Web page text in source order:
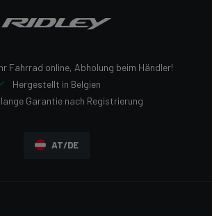
Fahrrad online, Abholung beim Händler!
Hergestellt in Belgien
Garantie nach Registrierung
AT/DE